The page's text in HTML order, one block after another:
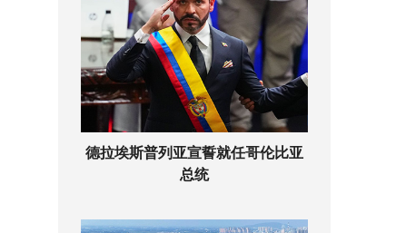
德拉埃斯普列亚宣誓就任哥伦比亚
总统